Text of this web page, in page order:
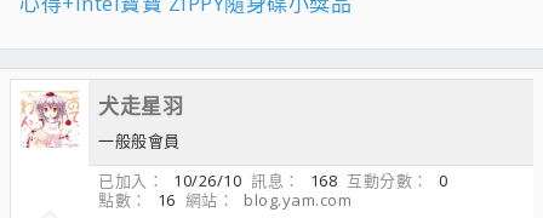
犬走星羽
一般般會員
已加入
10/26/10 訊息 168 互動分數
0
點數
16 網站
blog.yam.com